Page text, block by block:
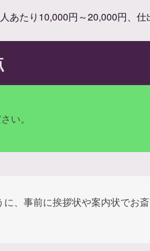
あたり10,000円～20,000円、
い。
、事前に挨拶状や案内状でお